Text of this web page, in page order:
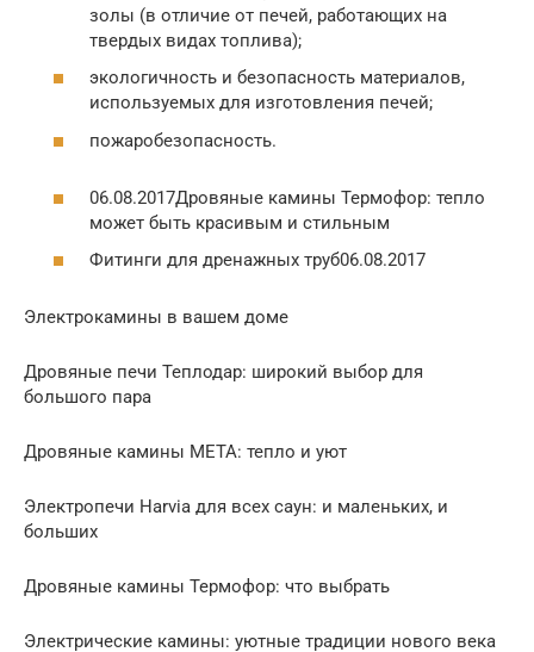
золы (в отличие от печей, работающих на
твердых видах топлива);
экологичность и безопасность материалов,
используемых для изготовления печей;
пожаробезопасность.
06.08.2017Дровяные камины Термофор: тепло
может быть красивым и стильным
Фитинги для дренажных труб06.08.2017
Электрокамины в вашем доме
Дровяные печи Теплодар: широкий выбор для
большого пара
Дровяные камины МЕТА: тепло и уют
Электропечи Harvia для всех саун: и маленьких, и
больших
Дровяные камины Термофор: что выбрать
Электрические камины: уютные традиции нового века